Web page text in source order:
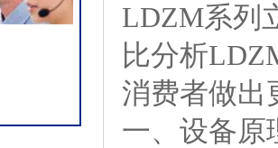
LDZM系列
比分析
消费者做出
一、设备原